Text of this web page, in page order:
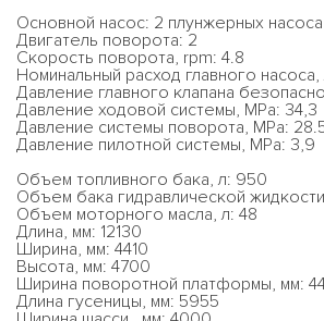
Основной насос: 2 плунжерных насоса
Двигатель поворота: 2
Скорость поворота, rpm: 4.8
Номинальный расход главного
Давление главного клапана
Давление ходовой системы, MPa: 34,3
Давление системы поворота, MPa:
Давление пилотной системы, MPa: 3,9
Объем топливного бака, л: 950
Объем бака гидравлической
Объем моторного масла, л: 48
Длина, мм: 12130
Ширина, мм: 4410
Высота, мм: 4700
Ширина поворотной платформы, мм:
Длина гусеницы, мм: 5955